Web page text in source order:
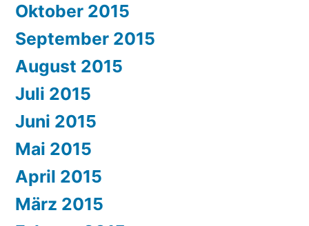
Oktober 2015
September 2015
August 2015
Juli 2015
Juni 2015
Mai 2015
April 2015
März 2015